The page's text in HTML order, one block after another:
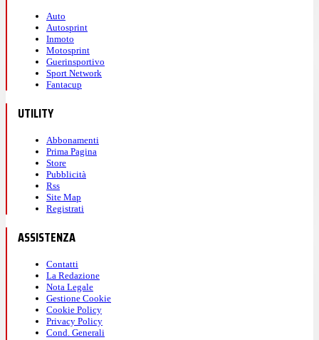
Auto
Autosprint
Inmoto
Motosprint
Guerinsportivo
Sport Network
Fantacup
UTILITY
Abbonamenti
Prima Pagina
Store
Pubblicità
Rss
Site Map
Registrati
ASSISTENZA
Contatti
La Redazione
Nota Legale
Gestione Cookie
Cookie Policy
Privacy Policy
Cond. Generali